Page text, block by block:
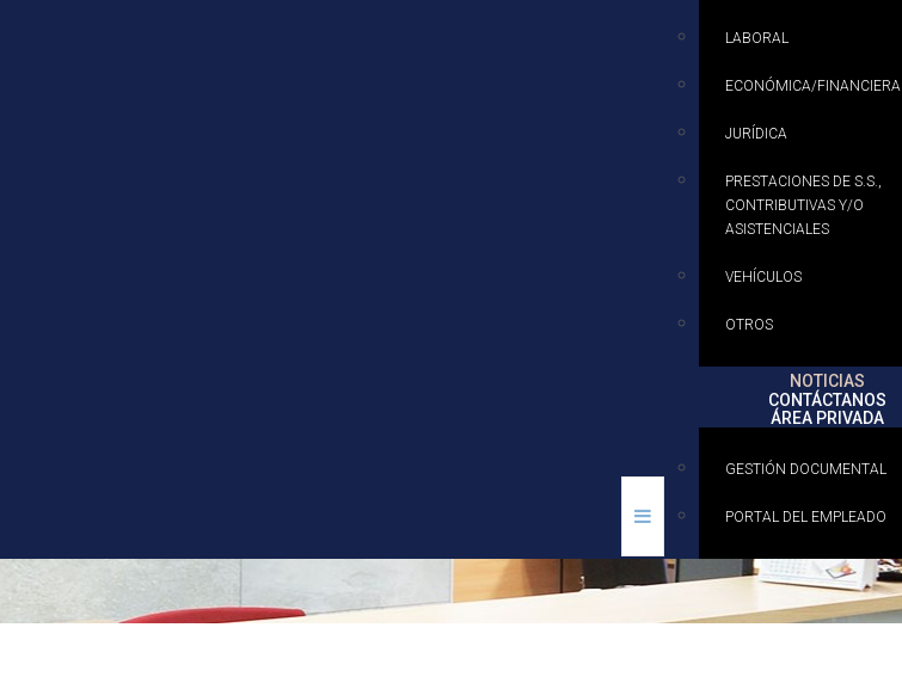
LABORAL
ECONÓMICA/FINANCIERA
JURÍDICA
PRESTACIONES DE S.S.,
CONTRIBUTIVAS Y/O
ASISTENCIALES
VEHÍCULOS
OTROS
NOTICIAS
CONTÁCTANOS
ÁREA PRIVADA
GESTIÓN DOCUMENTAL
PORTAL DEL EMPLEADO